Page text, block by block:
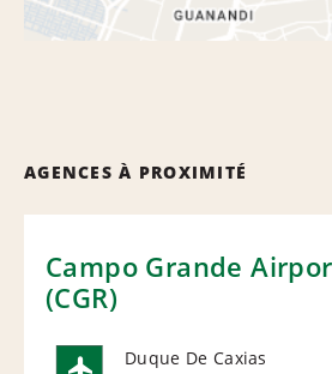
AGENCES À PROXIMITÉ
Campo Grande
(CGR)
Duque De Caxias